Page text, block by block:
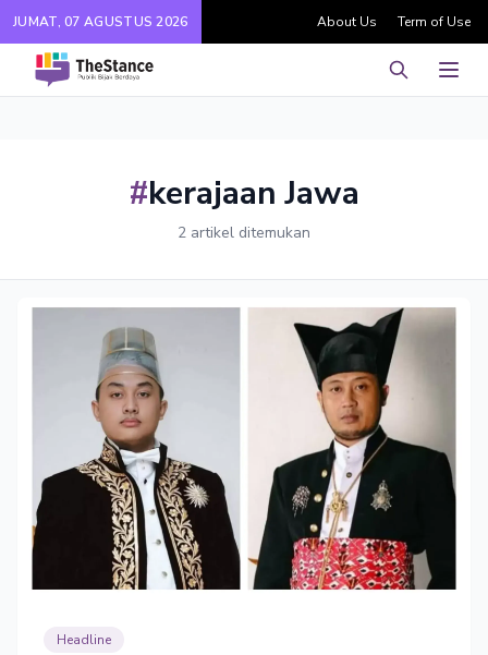
JUMAT, 07 AGUSTUS 2026 About Us Term of Use
Pencarian
#kerajaan Jawa
2 artikel ditemukan
Headline